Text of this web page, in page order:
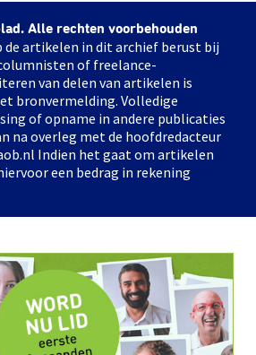
Alle rechten voorbehouden
de artikelen in dit archief berust bij
of freelance-
van delen van artikelen is
bronvermelding. Volledige
of opname in andere publicaties
na overleg met de hoofdredacteur
Indien het gaat om artikelen
een bedrag in rekening